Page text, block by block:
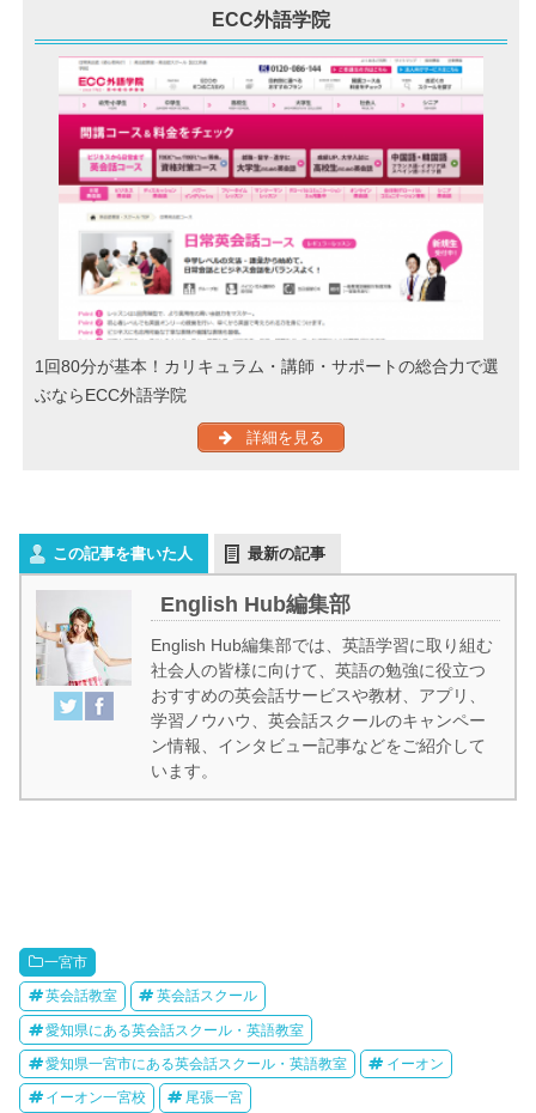
ECC外語学院
1回80分が基本！カリキュラム・講師・サポートの総合力で選
ぶならECC外語学院
詳細を見る
この記事を書いた人 最新の記事
English Hub編集部
English Hub編集部では、英語学習に取り組む
社会人の皆様に向けて、英語の勉強に役立つ
おすすめの英会話サービスや教材、アプリ、
学習ノウハウ、英会話スクールのキャンペー
ン情報、インタビュー記事などをご紹介して
います。
一宮市
英会話教室 英会話スクール
愛知県にある英会話スクール・英語教室
愛知県一宮市にある英会話スクール・英語教室 イーオン
イーオン一宮校 尾張一宮